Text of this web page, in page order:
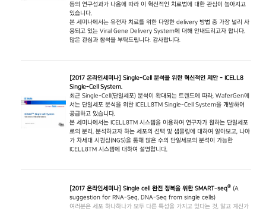
등의 연구성과가 나옴에 따라 이 혁신적인 치료법에 대한 관심이 높아지고
있습니다.
본 세미나에서는 유전자 치료를 위한 다양한 delivery 방법 중 가장 널리 사
용되고 있는 Viral Gene Delivery System에 대해 안내드리고자 합니다.
많은 관심과 참석을 부탁드립니다. 감사합니다.
[2017 온라인세미나] Single-Cell 분석을 위한 혁신적인 제안 - ICELL8
Single-Cell System.
최근 Single-Cell(단일세포) 분석이 확대되는 트렌드에 따라, WaferGen에
서는 단일세포 분석을 위한 ICELL8TM Single-Cell System을 개발하여
공급하고 있습니다.
본 세미나에서는 ICELL8TM 시스템을 이용하여 연구자가 원하는 단일세포
로의 분리, 분석하고자 하는 세포의 선택 및 샘플링에 대하여 알아보고, 나아
가 차세대 시퀀싱(NGS)을 통해 많은 수의 단일세포의 분석이 가능한
ICELL8TM 시스템에 대하여 설명합니다.
[2017 온라인세미나] Single cell 완전 정복을 위한 SMART-seq® (A
suggestion for RNA-Seq, DNA-Seq from single cells)
여러분은 세포 하나하나가 모두 다른 특성을 가지고 있다는 것, 알고 계신가